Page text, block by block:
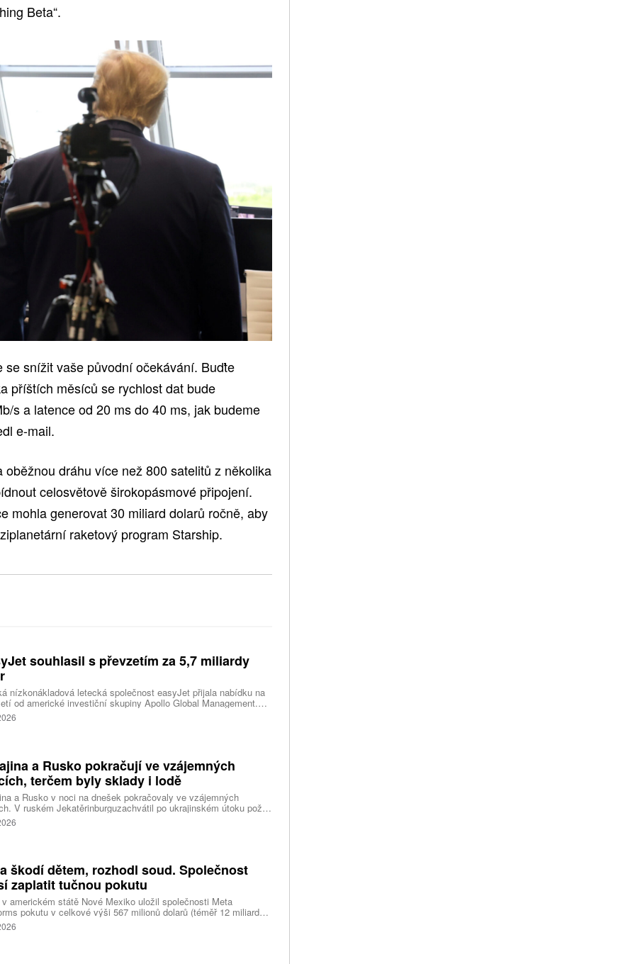
Beta“.
se snížit vaše původní očekávání. Buďte
příštích měsíců se rychlost dat bude
s a ​​latence od 20 ms do 40 ms, jak budeme
e-mail.
dráhu více než 800 satelitů z několika
celosvětově širokopásmové připojení.
mohla generovat 30 miliard dolarů ročně, aby
raketový program Starship.
souhlasil s převzetím za 5,7 miliardy
nízkonákladová letecká společnost easyJet přijala nabídku na
od americké investiční skupiny Apollo Global Management.
oceňuje aerolinku na 5,7 miliardy liber, tedy přibližně 162
korun.
a Rusko pokračují ve vzájemných
terčem byly sklady i lodě
a Rusko v noci na dnešek pokračovaly ve vzájemných
V ruském Jekatěrinburguzachvátil po ukrajinském útoku požár
centrum ruského internetového prodejce Wildberries.
o tom informovala bez podrobností na síti Telegram.
škodí dětem, rozhodl soud. Společnost
zaplatit tučnou pokutu
americkém státě Nové Mexiko uložil společnosti Meta
pokutu v celkové výši 567 milionů dolarů (téměř 12 miliard
za újmu, kterou její platformy Facebook a Instagram působí
lidem. Firma musí změnit způsob ověřování věku.